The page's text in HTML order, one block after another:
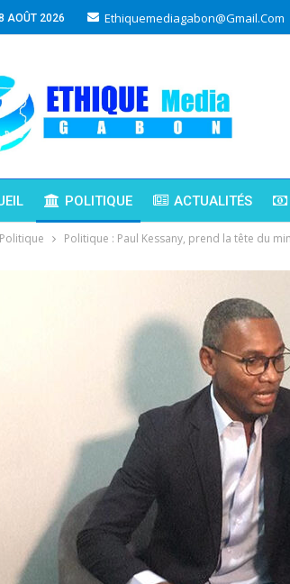
AOÛT 2026 Ethiquemediagabon@gmail.com
POLITIQUE ACTUALITÉS
Politique Politique : Paul Kessany, prend la tête du